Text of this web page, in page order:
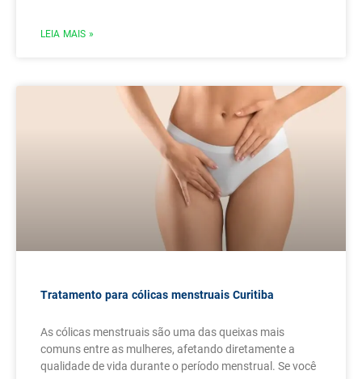
LEIA MAIS »
Tratamento para cólicas menstruais Curitiba
As cólicas menstruais são uma das queixas mais
comuns entre as mulheres, afetando diretamente a
qualidade de vida durante o período menstrual. Se você